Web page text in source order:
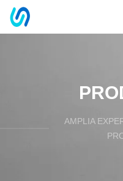
AMPLIA